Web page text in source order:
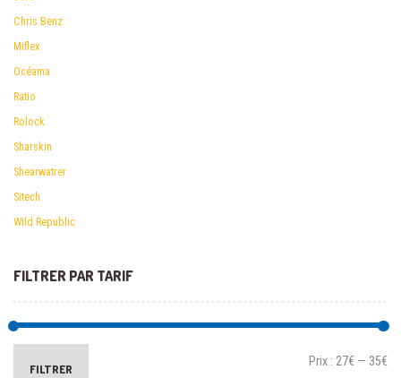
Chris Benz
Miflex
Océama
Ratio
Rolock
Sharskin
Shearwatrer
Sitech
Wild Republic
FILTRER PAR TARIF
FILTRER
Prix : 27€ — 35€